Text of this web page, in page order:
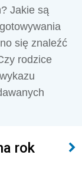
Jakie są
się znaleźć
rodzice
rok